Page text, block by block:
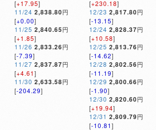
[+17.95]
11/24 2,838.80円
[+0.00]
11/25 2,840.65円
[+1.85]
11/26 2,833.26円
[-7.39]
11/27 2,837.87円
[+4.61]
11/30 2,633.58円
[-204.29]
[+230.18]
12/23 2,817.80円
[-13.15]
12/24 2,828.37円
[+10.58]
12/25 2,813.76円
[-14.62]
12/28 2,802.56円
[-11.19]
12/29 2,800.66円
[-1.90]
12/30 2,820.60円
[+19.94]
12/31 2,809.79円
[-10.81]